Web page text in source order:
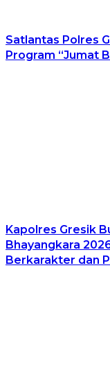
Satlantas Polres
Program “Jumat
Kapolres Gresik
Bhayangkara
Berkarakter dan